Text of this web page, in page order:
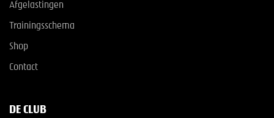
Afgelastingen
Trainingsschema
Shop
Contact
DE CLUB